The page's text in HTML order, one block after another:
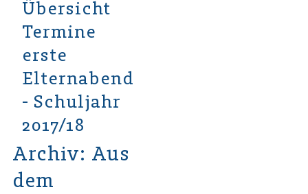
Übersicht
Termine
erste
Elternabende
- Schuljahr
2017/18
Archiv: Aus
dem